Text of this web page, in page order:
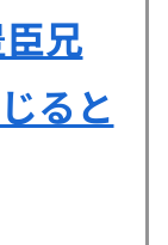
兄
ると